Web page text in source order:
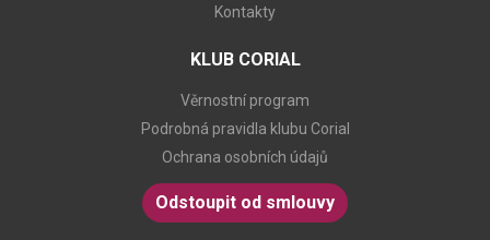
Kontakty
KLUB CORIAL
Věrnostní program
Podrobná pravidla klubu Corial
Ochrana osobních údajů
Odstoupit od smlouvy